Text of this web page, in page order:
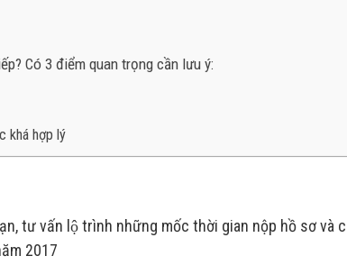
Có 3 điểm quan trọng cần lưu ý:
khá hợp lý
tư vấn lộ trình những mốc thời gian nộp hồ sơ và
2017